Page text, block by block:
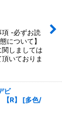
項 -必ずお読
について】
しましては
いておりま
ビ
R】
[多色/